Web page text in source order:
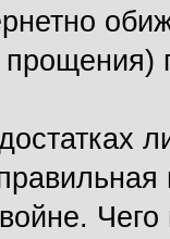
Чего